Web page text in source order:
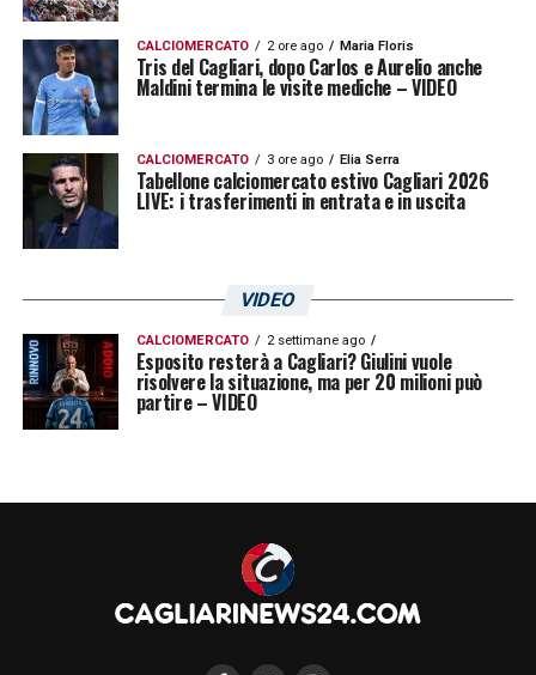
CALCIOMERCATO 2 ore ago Maria Floris
Tris del Cagliari, dopo Carlos e Aurelio anche
Maldini termina le visite mediche – VIDEO
CALCIOMERCATO 3 ore ago Elia Serra
Tabellone calciomercato estivo Cagliari 2026
LIVE: i trasferimenti in entrata e in uscita
VIDEO
CALCIOMERCATO 2 settimane ago
Esposito resterà a Cagliari? Giulini vuole
risolvere la situazione, ma per 20 milioni può
partire – VIDEO